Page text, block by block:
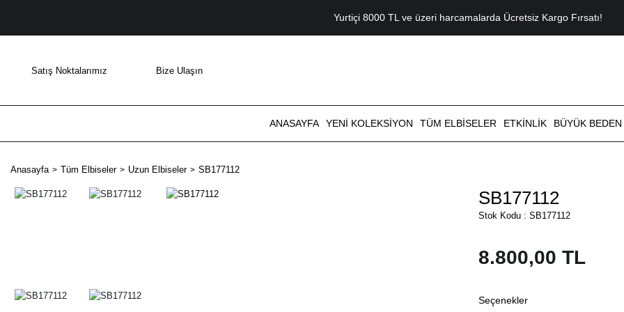
Yurtiçi 8000 TL ve üzeri harcamalarda Ücretsiz Kargo Fırsatı!
Satış Noktalarımız Bize Ulaşın
ANASAYFA YENI KOLEKSIYON TÜM ELBISELER ETKINLIK BÜYÜK BEDEN
Anasayfa Tüm Elbiseler Uzun Elbiseler SB177112
SB177112
Stok Kodu : SB177112
8.800,00 TL
Seçenekler